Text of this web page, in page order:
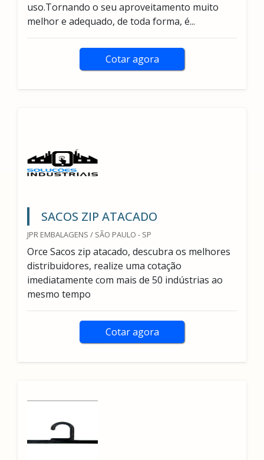
uso.Tornando o seu aproveitamento muito
melhor e adequado, de toda forma, é...
Cotar agora
SACOS ZIP ATACADO
JPR EMBALAGENS / SÃO PAULO - SP
Orce Sacos zip atacado, descubra os melhores
distribuidores, realize uma cotação
imediatamente com mais de 50 indústrias ao
mesmo tempo
Cotar agora